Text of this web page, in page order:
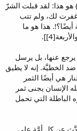
هو هذا: لقد قبلت الشرّ
لك، ولم تتب
أيضًا؟!. هذا هو ما
يرجع عنها، بل يرسل
الخطيَّة. إنه لا يطيق
هي أيضًا الثمر
الإنسان يجنى ثمر
التي تحمل
عن كل أمَّة على